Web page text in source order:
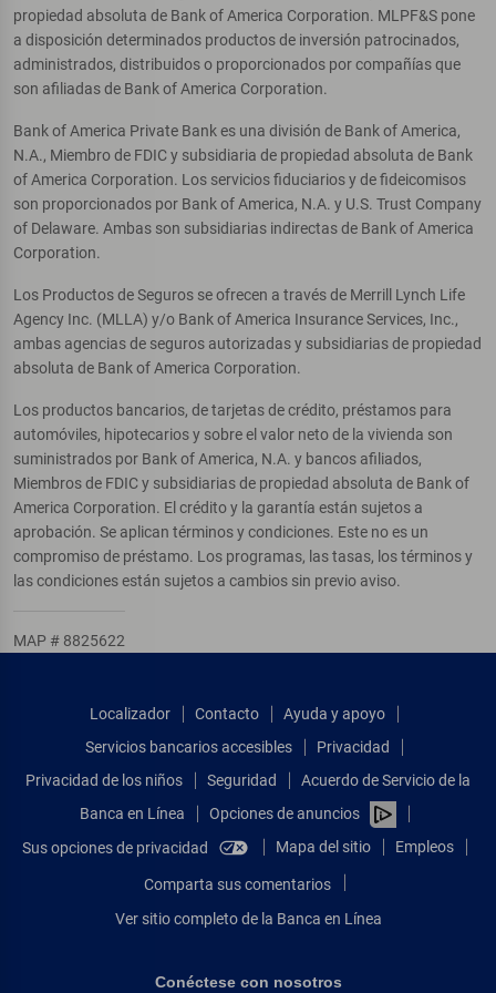
propiedad absoluta de Bank of America Corporation. MLPF&S pone
a disposición determinados productos de inversión patrocinados,
administrados, distribuidos o proporcionados por compañías que
son afiliadas de Bank of America Corporation.
Bank of America Private Bank es una división de Bank of America,
N.A., Miembro de FDIC y subsidiaria de propiedad absoluta de Bank
of America Corporation. Los servicios fiduciarios y de fideicomisos
son proporcionados por Bank of America, N.A. y U.S. Trust Company
of Delaware. Ambas son subsidiarias indirectas de Bank of America
Corporation.
Los Productos de Seguros se ofrecen a través de Merrill Lynch Life
Agency Inc. (MLLA) y/o Bank of America Insurance Services, Inc.,
ambas agencias de seguros autorizadas y subsidiarias de propiedad
absoluta de Bank of America Corporation.
Los productos bancarios, de tarjetas de crédito, préstamos para
automóviles, hipotecarios y sobre el valor neto de la vivienda son
suministrados por Bank of America, N.A. y bancos afiliados,
Miembros de FDIC y subsidiarias de propiedad absoluta de Bank of
America Corporation. El crédito y la garantía están sujetos a
aprobación. Se aplican términos y condiciones. Este no es un
compromiso de préstamo. Los programas, las tasas, los términos y
las condiciones están sujetos a cambios sin previo aviso.
MAP # 8825622
Localizador Contacto
Ayuda y apoyo
Servicios bancarios accesibles
Privacidad
Privacidad de los niños
Seguridad
Acuerdo de Servicio de la
Banca en Línea
Opciones de anuncios
Sus opciones de privacidad
Mapa del sitio Empleos
Comparta sus comentarios
Ver sitio completo de la Banca en Línea
Conéctese con nosotros